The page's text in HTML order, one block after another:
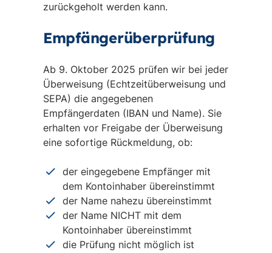
zurückgeholt werden kann.
Empfängerüberprüfung
Ab 9. Oktober 2025 prüfen wir bei jeder
Überweisung (Echtzeitüberweisung und
SEPA) die angegebenen
Empfängerdaten (IBAN und Name). Sie
erhalten vor Freigabe der Überweisung
eine sofortige Rückmeldung, ob:
der eingegebene Empfänger mit
dem Kontoinhaber übereinstimmt
der Name nahezu übereinstimmt
der Name NICHT mit dem
Kontoinhaber übereinstimmt
die Prüfung nicht möglich ist